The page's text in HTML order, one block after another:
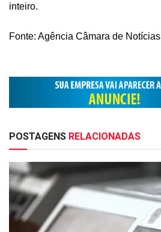
inteiro.
Fonte: Agência Câmara de Notícias
POSTAGENS RELACIONADAS